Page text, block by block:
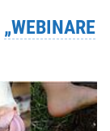
„WEBINARE